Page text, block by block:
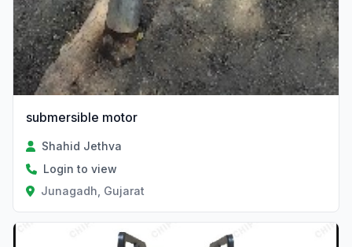
submersible motor
Shahid Jethva
Login to view
Junagadh, Gujarat